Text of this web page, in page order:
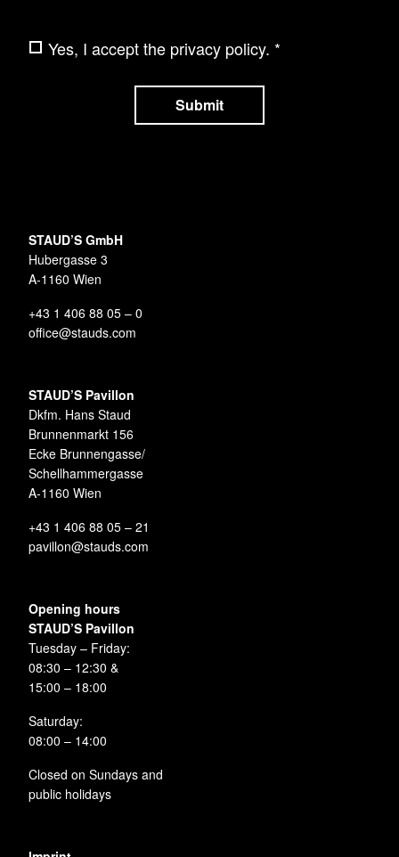
Yes, I accept the privacy policy. *
STAUD’S GmbH
Hubergasse 3
A-1160 Wien
+43 1 406 88 05 – 0
office@stauds.com
STAUD’S Pavillon
Dkfm. Hans Staud
Brunnenmarkt 156
Ecke Brunnengasse/
Schellhammergasse
A-1160 Wien
+43 1 406 88 05 – 21
pavillon@stauds.com
Opening hours
STAUD’S Pavillon
Tuesday – Friday:
08:30 – 12:30 &
15:00 – 18:00
Saturday:
08:00 – 14:00
Closed on Sundays and
public holidays